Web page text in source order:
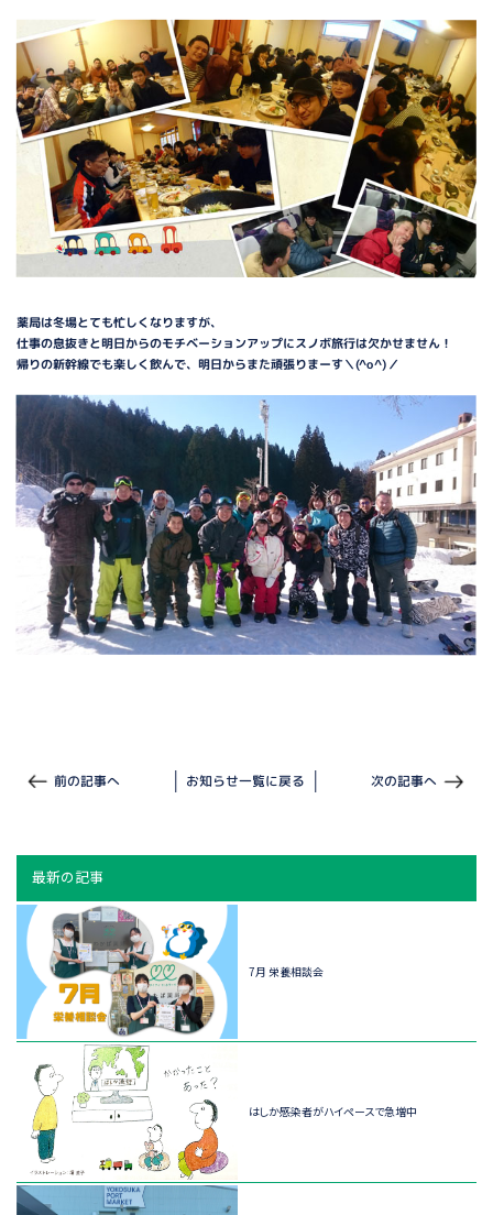
薬局は冬場とても忙しくなりますが、
仕事の息抜きと明日からのモチベーションアップにスノボ旅行は欠かせません！
帰りの新幹線でも楽しく飲んで、明日からまた頑張りまーす＼(^o^)／
前の記事へ お知らせ一覧に戻る 次の記事へ
最新の記事
7月 栄養相談会
はしか感染者がハイペースで急増中